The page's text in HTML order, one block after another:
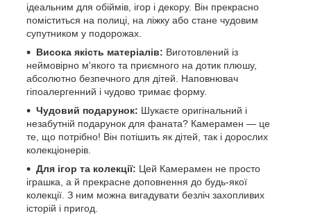
ідеальним для обіймів, ігор і декору. Він прекрасно
поміститься на полиці, на ліжку або стане чудовим
супутником у подорожах.
Висока якість матеріалів: Виготовлений із
неймовірно м'якого та приємного на дотик плюшу,
абсолютно безпечного для дітей. Наповнювач
гіпоалергенний і чудово тримає форму.
Чудовий подарунок: Шукаєте оригінальний і
незабутній подарунок для фаната? Камерамен — це
те, що потрібно! Він потішить як дітей, так і дорослих
колекціонерів.
Для ігор та колекції: Цей Камерамен не просто
іграшка, а й прекрасне доповнення до будь-якої
колекції. З ним можна вигадувати безліч захопливих
історій і пригод.